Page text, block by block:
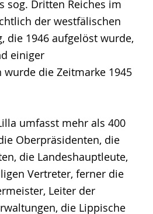
sog. Dritten Reiches im
der westfälischen
die 1946 aufgelöst wurde,
einiger
die Zeitmarke 1945
umfasst mehr als 400
Oberpräsidenten, die
die Landeshauptleute,
Vertreter, ferner die
Leiter der
die Lippische